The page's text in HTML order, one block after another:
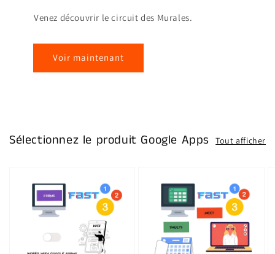
Venez découvrir le circuit des Murales.
Voir maintenant
Sélectionnez le produit Google Apps Tout afficher